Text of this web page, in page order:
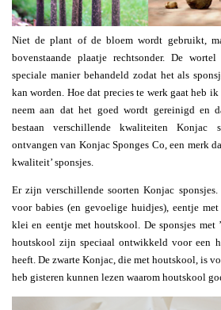
Niet de plant of de bloem wordt gebruikt,
bovenstaande plaatje rechtsonder. De
speciale manier behandeld zodat het als
kan worden. Hoe dat precies te werk gaat heb
neem aan dat het goed wordt gereinigd en
bestaan verschillende kwaliteiten Konjac
ontvangen van Konjac Sponges Co, een merk
kwaliteit’ sponsjes.
Er zijn verschillende soorten Konjac
voor babies (en gevoelige huidjes), eentje
klei en eentje met houtskool. De sponsjes met
houtskool zijn speciaal ontwikkeld voor een
heeft. De zwarte Konjac, die met houtskool, is
heb gisteren kunnen lezen waarom houtskool